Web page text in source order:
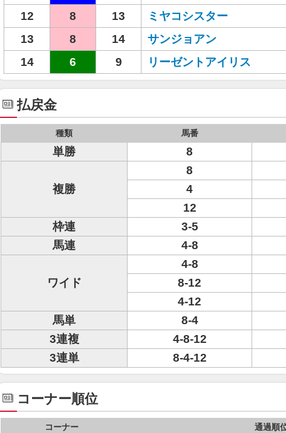
12
8 13 ミヤコシスター
13
8 14 サンジョアン
14
6 9 リーゼントアイリス
払戻金
種類 馬番
単勝 8
複勝
8
4
12
枠連
3-5
馬連
4-8
ワイド
4-8
8-12
4-12
馬単
8-4
3連複
4-8-12
3連単
8-4-12
コーナー順位
コーナー 通過順